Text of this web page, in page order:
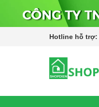
Hotline hỗ trợ: